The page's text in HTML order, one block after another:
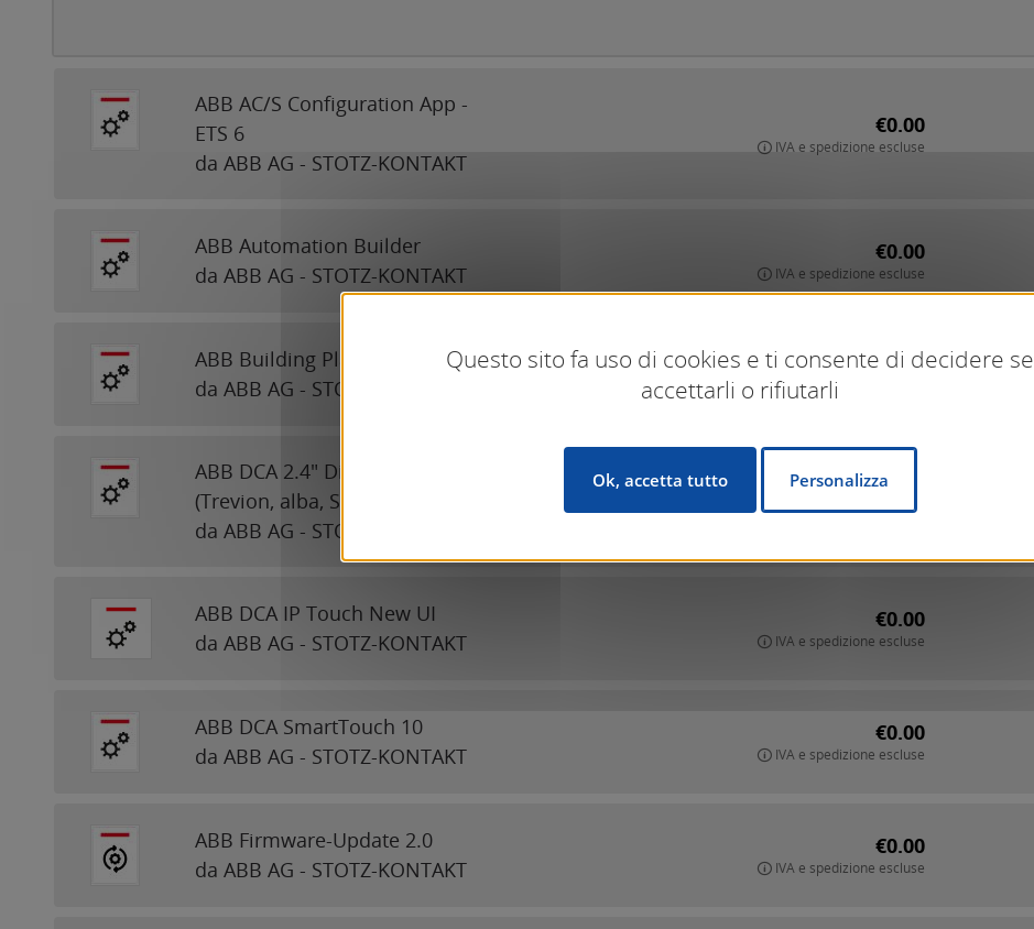
ABB AC/S Configuration App -
ETS 6
da ABB AG - STOTZ-KONTAKT
€0.00
IVA e spedizione escluse
ABB Automation Builder
da ABB AG - STOTZ-KONTAKT
€0.00
IVA e spedizione escluse
ABB Building Planner Import
da ABB AG - STOTZ-KONTAKT
€0.00
IVA e spedizione escluse
ABB DCA 2.4" Display
(Trevion, alba, SIDUS, SAGA)
da ABB AG - STOTZ-KONTAKT
€0.00
IVA e spedizione escluse
ABB DCA IP Touch New UI
da ABB AG - STOTZ-KONTAKT
€0.00
IVA e spedizione escluse
ABB DCA SmartTouch 10
da ABB AG - STOTZ-KONTAKT
€0.00
IVA e spedizione escluse
ABB Firmware-Update 2.0
da ABB AG - STOTZ-KONTAKT
€0.00
IVA e spedizione escluse
Questo sito fa uso di cookies e ti consente di decidere se
accettarli o rifiutarli
Ok, accetta tutto Personalizza